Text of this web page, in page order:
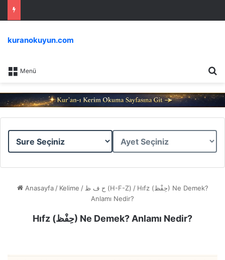
Menü
kuranokuyun.com
Sure
Ayet
Anasayfa / Kelime / ح ف ظ (H-F-Z) / Hıfz (حِفْظ) Ne Demek?
Anlamı Nedir?
Hıfz (حِفْظ) Ne Demek? Anlamı Nedir?